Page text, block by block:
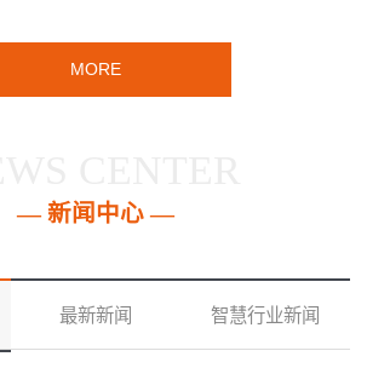
MORE
— 新闻中心 —
最新新闻 智慧行业新闻